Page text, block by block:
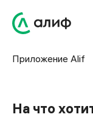
Приложение Alif
На что